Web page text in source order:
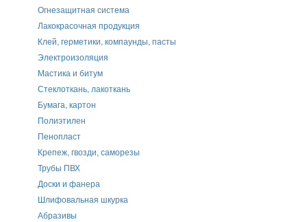
Огнезащитная система
Лакокрасочная продукция
Клей, герметики, компаунды, пасты
Электроизоляция
Мастика и битум
Стеклоткань, лакоткань
Бумага, картон
Полиэтилен
Пенопласт
Крепеж, гвозди, саморезы
Трубы ПВХ
Доски и фанера
Шлифовальная шкурка
Абразивы